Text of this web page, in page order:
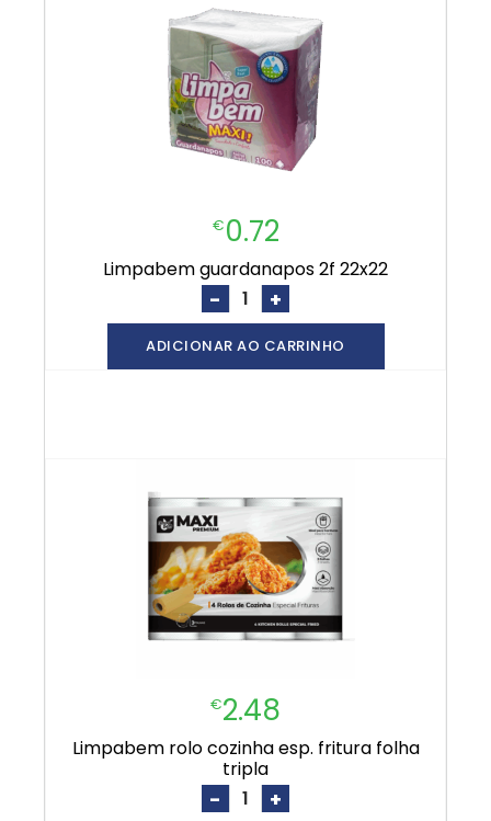
€0.72
limpabem guardanapos 2f 22x22
- +
ADICIONAR AO CARRINHO
€2.48
limpabem rolo cozinha esp. fritura folha
tripla
- +